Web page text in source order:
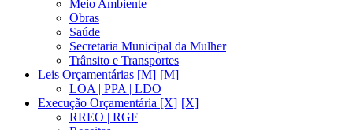
Meio Ambiente
Obras
Saúde
Secretaria Municipal da Mulher
Trânsito e Transportes
Leis Orçamentárias [M]
LOA | PPA | LDO
Execução Orçamentária [X]
RREO | RGF